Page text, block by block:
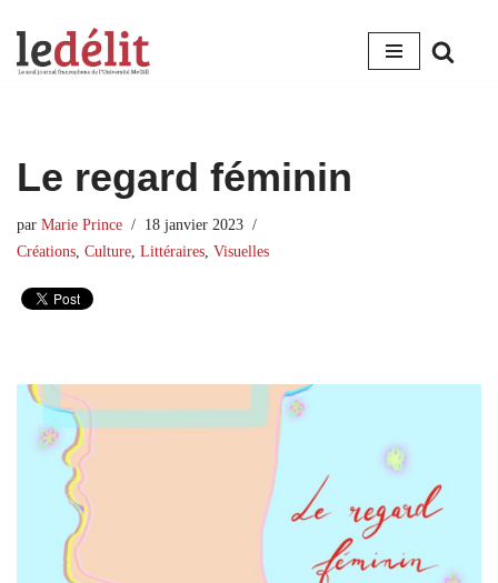
Aller
Le regard féminin
par Marie Prince
18 janvier 2023
Créations Culture Littéraires Visuelles